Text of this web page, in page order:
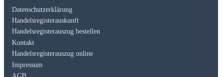
Datenschutzerklärung
Handelsregisterauskunft
Handelsregisterauszug bestellen
Kontakt
Handelsregisterauszug online
Impressum